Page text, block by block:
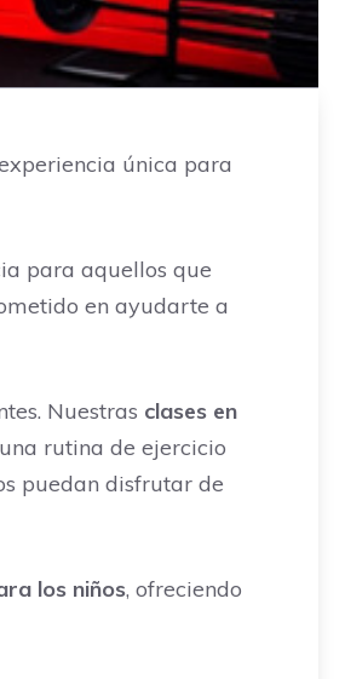
única para
para aquellos que
en ayudarte a
Nuestras clases en
rutina de ejercicio
puedan disfrutar de
los niños, ofreciendo